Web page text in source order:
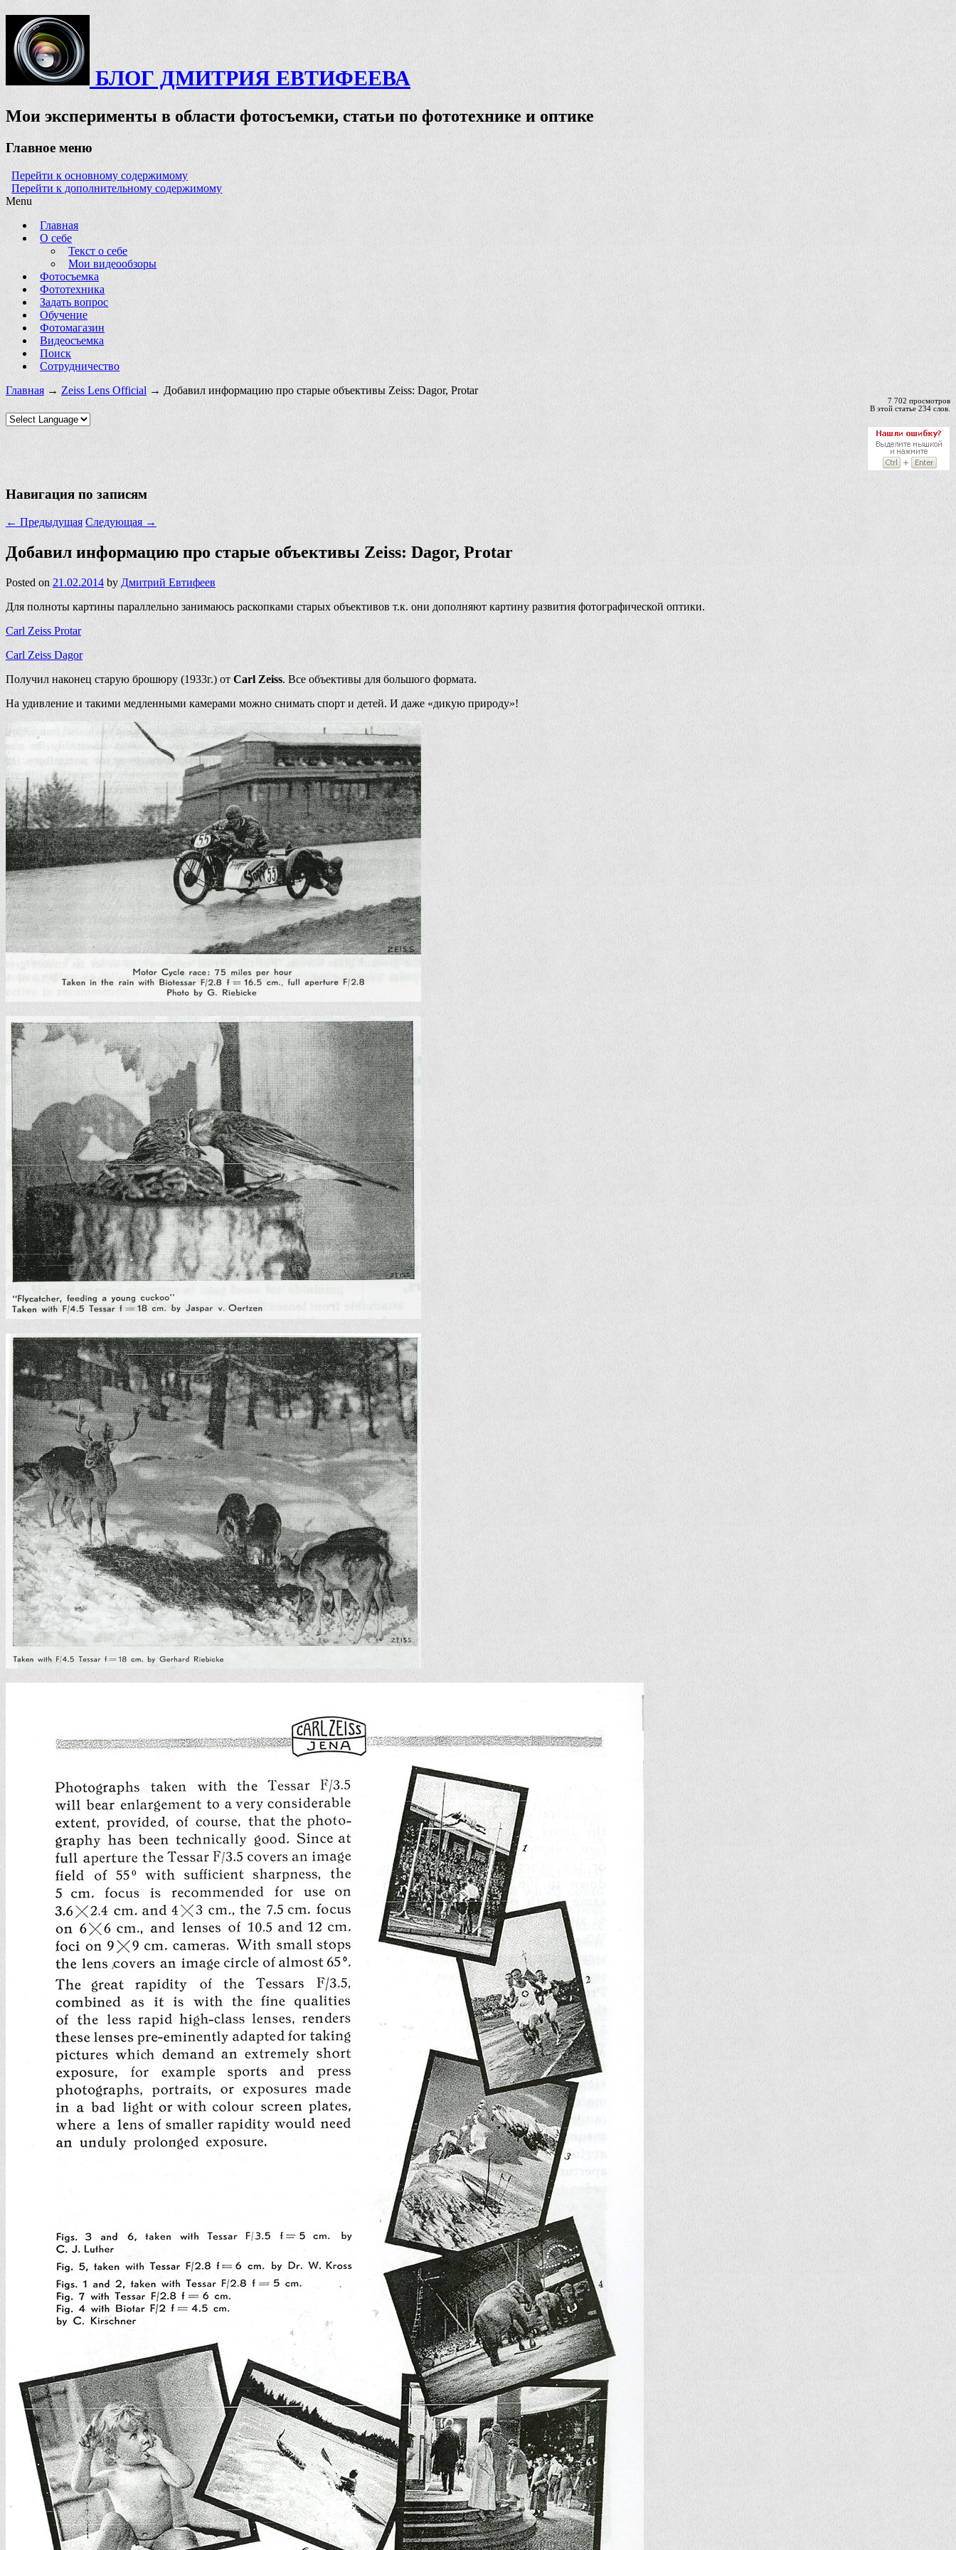
БЛОГ ДМИТРИЯ ЕВТИФЕЕВА
Мои эксперименты в области фотосъемки, статьи по фототехнике и оптике
Главное меню
Перейти к основному содержимому
Перейти к дополнительному содержимому
Menu
Главная
О себе
Текст о себе
Мои видеообзоры
Фотосъемка
Фототехника
Задать вопрос
Обучение
Фотомагазин
Видеосъемка
Поиск
Сотрудничество
Главная → Zeiss Lens Official → Добавил информацию про старые объективы Zeiss: Dagor, Protar
7 702 просмотров
В этой статье 234 слов.
Навигация по записям
← Предыдущая Следующая →
Добавил информацию про старые объективы Zeiss: Dagor, Protar
Posted on 21.02.2014 by Дмитрий Евтифеев
Для полноты картины параллельно занимаюсь раскопками старых объективов т.к. они дополняют картину развития фотографической оптики.
Carl Zeiss Protar
Carl Zeiss Dagor
Получил наконец старую брошюру (1933г.) от Carl Zeiss. Все объективы для большого формата.
На удивление и такими медленными камерами можно снимать спорт и детей. И даже «дикую природу»!